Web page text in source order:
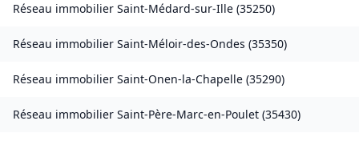
Réseau immobilier Saint-Médard-sur-Ille (35250)
Réseau immobilier Saint-Méloir-des-Ondes (35350)
Réseau immobilier Saint-Onen-la-Chapelle (35290)
Réseau immobilier Saint-Père-Marc-en-Poulet (35430)